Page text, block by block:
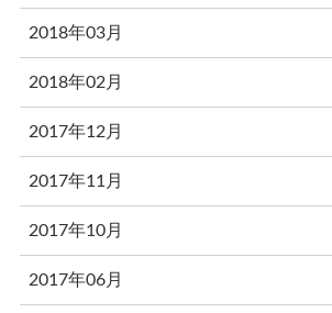
2018年03月
2018年02月
2017年12月
2017年11月
2017年10月
2017年06月